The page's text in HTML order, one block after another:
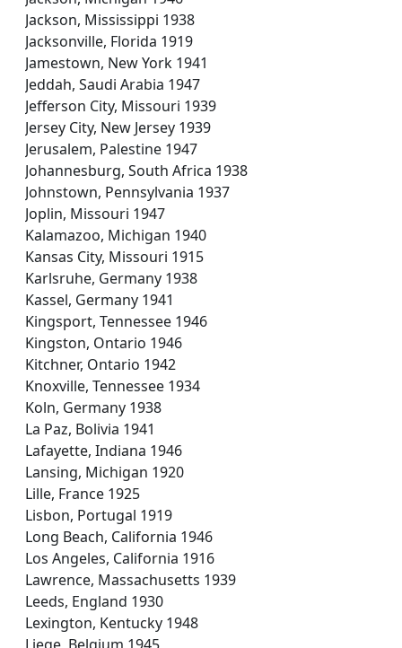
Jackson, Mississippi 1938
Jacksonville, Florida 1919
Jamestown, New York 1941
Jeddah, Saudi Arabia 1947
Jefferson City, Missouri 1939
Jersey City, New Jersey 1939
Jerusalem, Palestine 1947
Johannesburg, South Africa 1938
Johnstown, Pennsylvania 1937
Joplin, Missouri 1947
Kalamazoo, Michigan 1940
Kansas City, Missouri 1915
Karlsruhe, Germany 1938
Kassel, Germany 1941
Kingsport, Tennessee 1946
Kingston, Ontario 1946
Kitchner, Ontario 1942
Knoxville, Tennessee 1934
Koln, Germany 1938
La Paz, Bolivia 1941
Lafayette, Indiana 1946
Lansing, Michigan 1920
Lille, France 1925
Lisbon, Portugal 1919
Long Beach, California 1946
Los Angeles, California 1916
Lawrence, Massachusetts 1939
Leeds, England 1930
Lexington, Kentucky 1948